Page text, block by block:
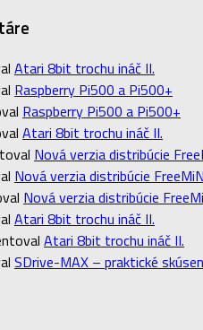
Atari 8bit trochu ináč II.
Raspberry Pi500 a Pi500+
Raspberry Pi500 a Pi500+
Atari 8bit trochu ináč II.
Nová verzia distribúcie
Nová verzia distribúcie
Nová verzia distribúcie
Atari 8bit trochu ináč II.
Atari 8bit trochu ináč II.
SDrive-MAX – praktické